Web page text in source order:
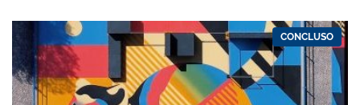
CONCLUSO